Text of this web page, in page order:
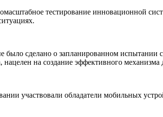
тестирование инновационной
было сделано о запланированном
нацелен на создание эффективного
участвовали обладатели мобильных